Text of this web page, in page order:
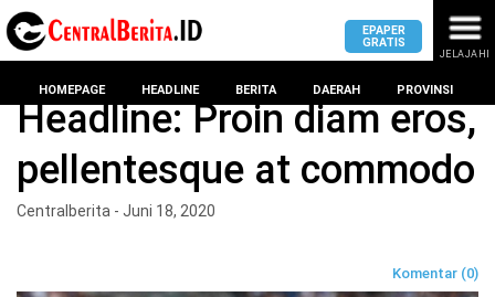
MASUK
EPAPER
GRATIS
JELAJAHI
HOMEPAGE HEADLINE BERITA DAERAH PROVINSI
Headline: Proin diam eros,
pellentesque at commodo
Centralberita - Juni 18, 2020
Komentar (0)